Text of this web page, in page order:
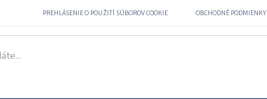
PREHLÁSENIE O POUŽITÍ SÚBOROV COOKIE OBCHODNÉ PODMIENKY